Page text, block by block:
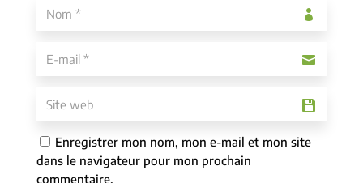
Enregistrer mon nom, mon e-mail et mon site
dans le navigateur pour mon prochain
commentaire.